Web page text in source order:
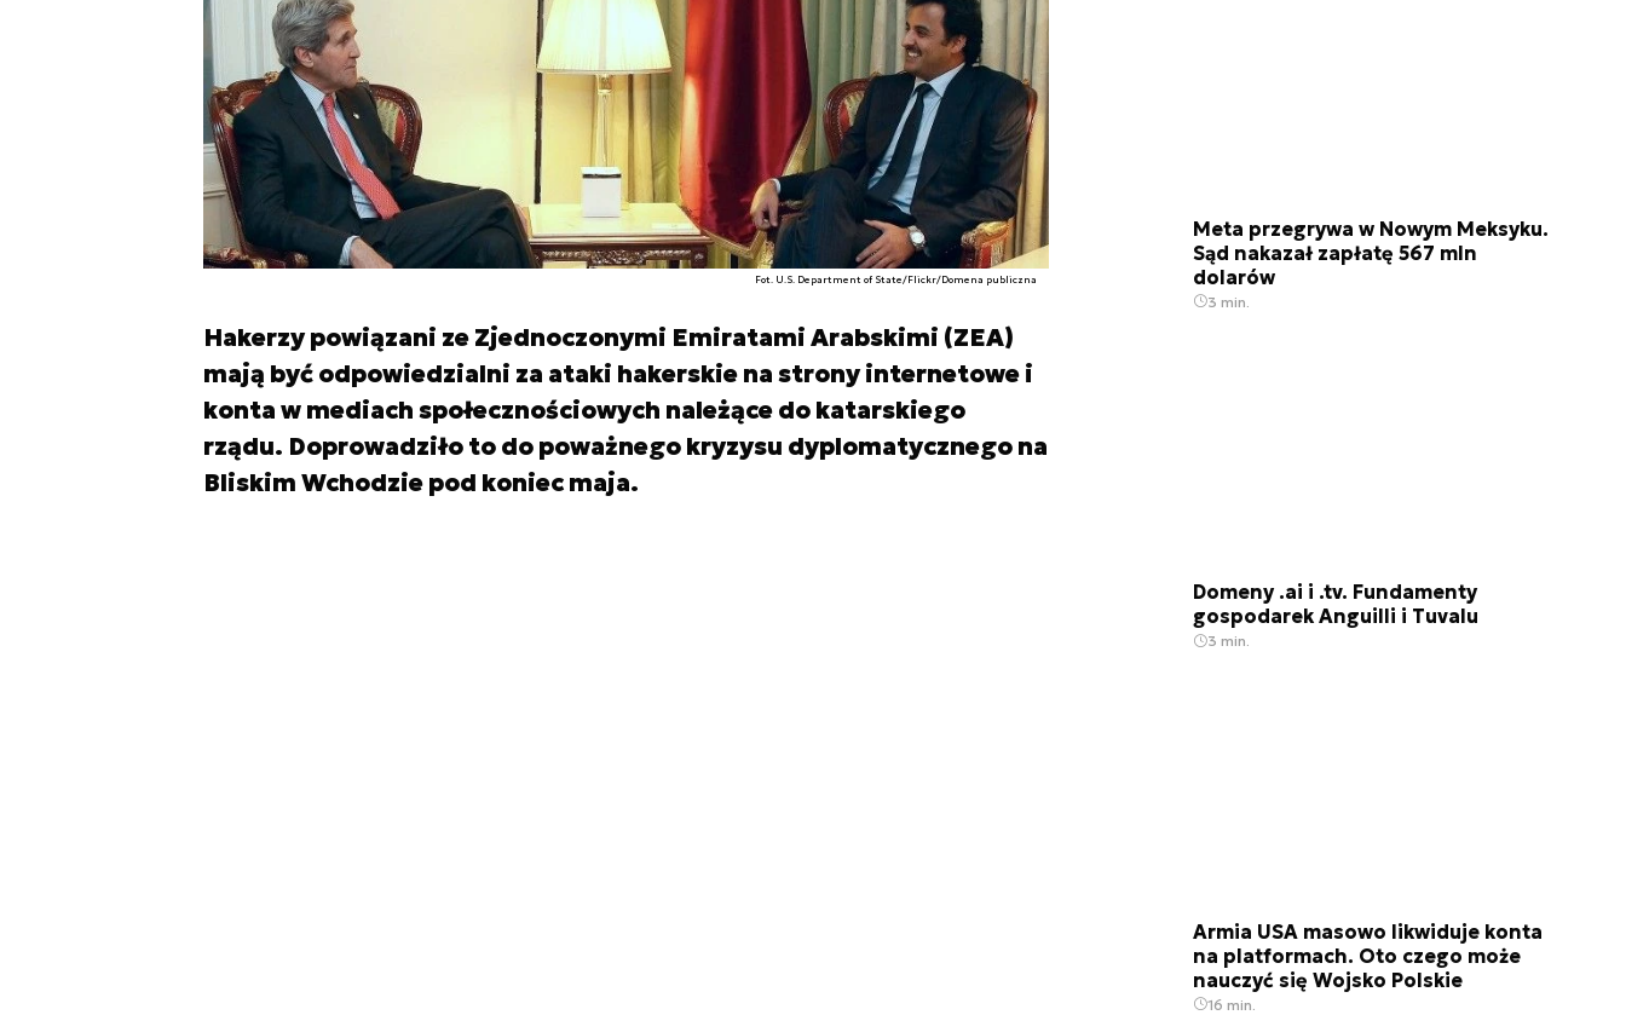
Fot. U.S. Department of State/Flickr/Domena publiczna
Hakerzy powiązani ze Zjednoczonymi Emiratami Arabskimi (ZEA)
mają być odpowiedzialni za ataki hakerskie na strony internetowe i
konta w mediach społecznościowych należące do katarskiego
rządu. Doprowadziło to do poważnego kryzysu dyplomatycznego na
Bliskim Wchodzie pod koniec maja.
Meta przegrywa w Nowym Meksyku.
Sąd nakazał zapłatę 567 mln
dolarów
3 min.
Domeny .ai i .tv. Fundamenty
gospodarek Anguilli i Tuvalu
3 min.
Armia USA masowo likwiduje konta
na platformach. Oto czego może
nauczyć się Wojsko Polskie
16 min.